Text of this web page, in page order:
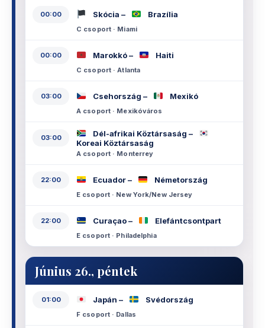
00:00 Skócia – Brazília
C csoport · Miami
00:00 Marokkó – Haiti
C csoport · Atlanta
03:00 Csehország – Mexikó
A csoport · Mexikóváros
03:00
Dél-afrikai Köztársaság –
Koreai Köztársaság
A csoport · Monterrey
22:00 Ecuador – Németország
E csoport · New York/New Jersey
22:00 Curaçao – Elefántcsontpart
E csoport · Philadelphia
Június 26., péntek
01:00 Japán – Svédország
F csoport · Dallas